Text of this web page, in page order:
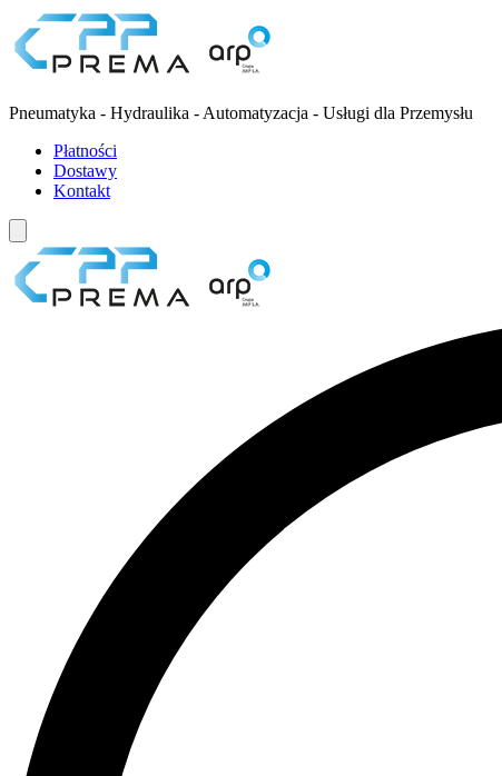
Pneumatyka - Hydraulika - Automatyzacja - Usługi dla Przemysłu
Płatności
Dostawy
Kontakt